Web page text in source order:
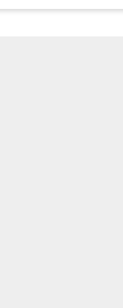
première impression